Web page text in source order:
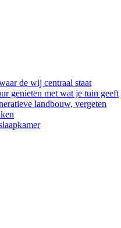
de wij centraal staat
genieten met wat je tuin geeft
landbouw, vergeten